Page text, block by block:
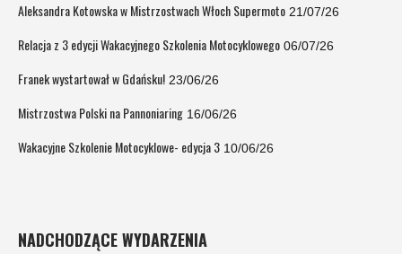
Aleksandra Kotowska w Mistrzostwach Włoch Supermoto 21/07/26
Relacja z 3 edycji Wakacyjnego Szkolenia Motocyklowego 06/07/26
Franek wystartował w Gdańsku! 23/06/26
Mistrzostwa Polski na Pannoniaring 16/06/26
Wakacyjne Szkolenie Motocyklowe- edycja 3 10/06/26
NADCHODZĄCE WYDARZENIA